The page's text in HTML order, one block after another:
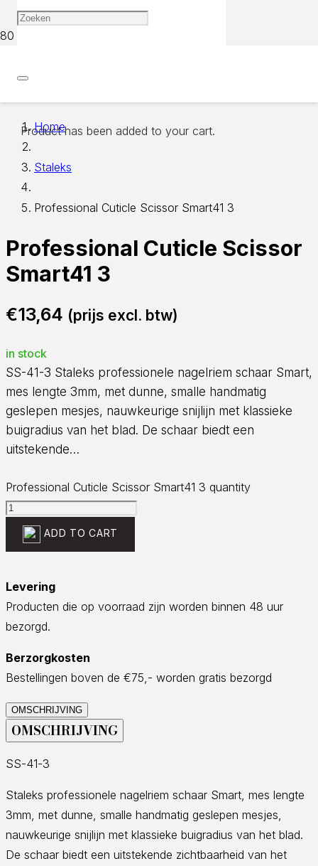
Producthas been added to your cart.
Home
Staleks
Professional Cuticle Scissor Smart41 3
Professional Cuticle Scissor
Smart41 3
€13,64 (prijs excl. btw)
in stock
SS-41-3 Staleks professionele nagelriem schaar Smart,
mes lengte 3mm, met dunne, smalle handmatig
geslepen mesjes, nauwkeurige snijlijn met klassieke
buigradius van het blad. De schaar biedt een
uitstekende…
Professional Cuticle Scissor Smart41 3 quantity
ADD TO CART
Levering
Producten die op voorraad zijn worden binnen 48 uur
bezorgd.
Berzorgkosten
Bestellingen boven de €75,- worden gratis bezorgd
OMSCHRIJVING
OMSCHRIJVING
SS-41-3
Staleks professionele nagelriem schaar Smart, mes lengte
3mm, met dunne, smalle handmatig geslepen mesjes,
nauwkeurige snijlijn met klassieke buigradius van het blad.
De schaar biedt een uitstekende zichtbaarheid van het